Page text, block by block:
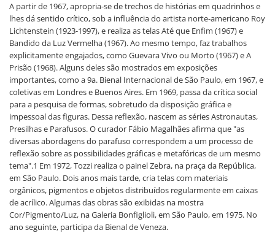
A partir de 1967, apropria-se de trechos de histórias em quadrinhos e
lhes dá sentido crítico, sob a influência do artista norte-americano Roy
Lichtenstein (1923-1997), e realiza as telas Até que Enfim (1967) e
Bandido da Luz Vermelha (1967). Ao mesmo tempo, faz trabalhos
explicitamente engajados, como Guevara Vivo ou Morto (1967) e A
Prisão (1968). Alguns deles são mostrados em exposições
importantes, como a 9a. Bienal Internacional de São Paulo, em 1967, e
coletivas em Londres e Buenos Aires. Em 1969, passa da crítica social
para a pesquisa de formas, sobretudo da disposição gráfica e
impessoal das figuras. Dessa reflexão, nascem as séries Astronautas,
Presilhas e Parafusos. O curador Fábio Magalhães afirma que "as
diversas abordagens do parafuso correspondem a um processo de
reflexão sobre as possibilidades gráficas e metafóricas de um mesmo
tema".1 Em 1972, Tozzi realiza o painel Zebra, na praça da República,
em São Paulo. Dois anos mais tarde, cria telas com materiais
orgânicos, pigmentos e objetos distribuídos regularmente em caixas
de acrílico. Algumas das obras são exibidas na mostra
Cor/Pigmento/Luz, na Galeria Bonfiglioli, em São Paulo, em 1975. No
ano seguinte, participa da Bienal de Veneza.